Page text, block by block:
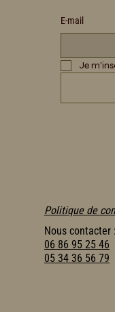
Nous contacter :
06 86 95 25 46
05 34 36 56 79
E‑mail
Je
Politique de